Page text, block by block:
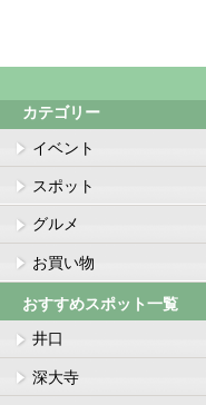
カテゴリー
イベント
スポット
グルメ
お買い物
おすすめスポット一覧
井口
深大寺